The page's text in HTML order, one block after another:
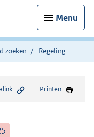
Menu
zoeken Regeling
Printen